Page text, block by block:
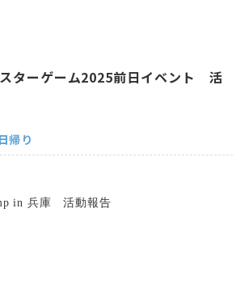
ターゲーム2025前日イベント 活
日帰り